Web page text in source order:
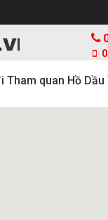
Tham quan Hồ Dầu